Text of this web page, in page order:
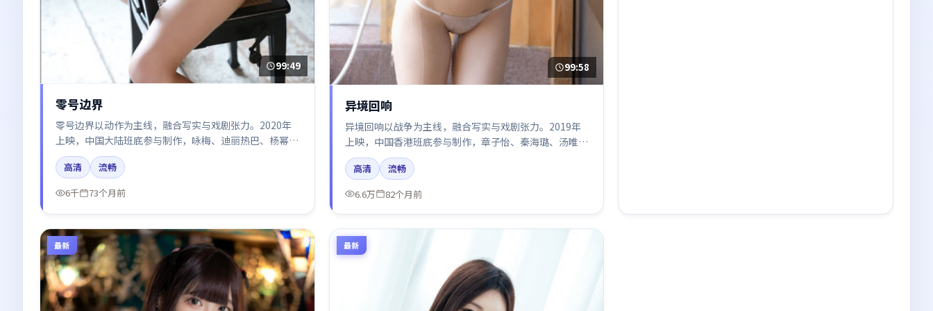
99:49
零号边界
零号边界以动作为主线，融合写实与戏剧张力。2020年
上映，中国大陆班底参与制作，咏梅、迪丽热巴、杨幂在
片中呈现细腻表演，影像风格统一，配乐与剪辑强化了情
绪曲线。
高清
流畅
6千
73个月前
99:58
异境回响
异境回响以战争为主线，融合写实与戏剧张力。2019年
上映，中国香港班底参与制作，章子怡、秦海璐、汤唯、
白宇在片中呈现细腻表演，影像风格统一，配乐与剪辑强
化了情绪曲线。
高清
流畅
6.6万
82个月前
最新 最新